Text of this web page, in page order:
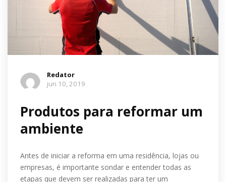
Redator
jun 10, 2019
Produtos para reformar um
ambiente
Antes de iniciar a reforma em uma residência, lojas ou
empresas, é importante sondar e entender todas as
etapas que devem ser realizadas para ter um